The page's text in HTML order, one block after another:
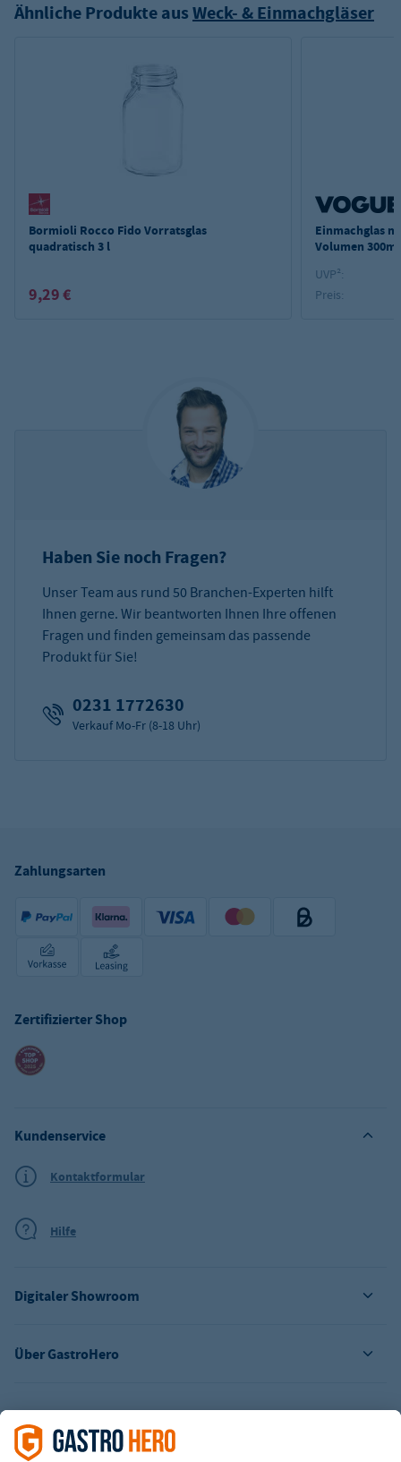
Ähnliche Produkte ausWeck- & Einmachgläser
Bormioli Rocco Fido Vorratsglas
quadratisch 3 l
9,29 €
Einmachglas
Volumen
UVP²:
Preis:
Haben Sie noch Fragen?
Unser Team aus rund 50 Branchen-Experten hilft
Ihnen gerne. Wir beantworten Ihnen Ihre offenen
Fragen und finden gemeinsam das passende
Produkt für Sie!
0231 1772630
Verkauf Mo-Fr (8-18 Uhr)
Zahlungsarten
Zertifizierter Shop
Über GastroHero
Digitaler Showroom
Kundenservice
Kontaktformular
Hilfe